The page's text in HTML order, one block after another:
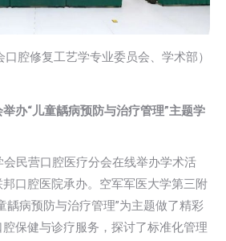
口腔修复工艺学专业委员会、学术部）
办“儿童龋病预防与治疗管理”主题学
民营口腔医疗分会在线举办学术活
口腔医院承办。空军军医大学第三附
龋病预防与治疗管理”为主题做了精彩
保健与诊疗服务，探讨了标准化管理